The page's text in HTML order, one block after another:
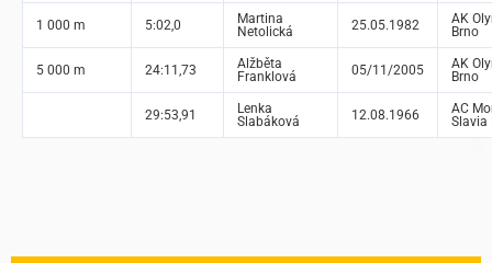
1 000 m 5:02,0
Martina
Netolická
25.05.1982
AK
Brno
5 000 m 24:11,73
Alžběta
Franklová
05/11/2005
AK
Brno
29:53,91
Lenka
Slabáková
12.08.1966
AC
Slavia